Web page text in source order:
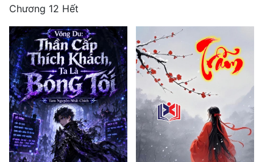
Chương 12 Hết